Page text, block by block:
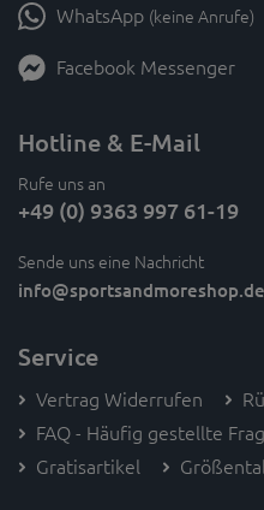
WhatsApp (keine Anrufe)
Facebook Messenger
Hotline & E-Mail
Rufe uns an
+49 (0) 9363 997 61-19
Sende uns eine Nachricht
info@sportsandmoreshop.de
Service
Vertrag Widerrufen
FAQ - Häufig gestellte
Gratisartikel